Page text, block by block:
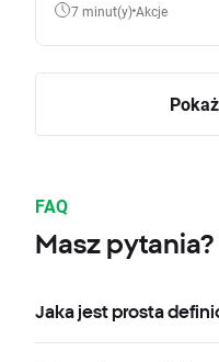
7 minut(y) Akcje
FAQ
Masz pytania?
Jaka jest prosta